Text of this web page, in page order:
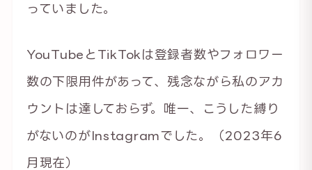
っていました。
YouTubeとTikTokは登録者数やフォロワー
数の下限用件があって、残念ながら私のアカ
ウントは達しておらず。唯一、こうした縛り
がないのがInstagramでした。（2023年6
月現在）